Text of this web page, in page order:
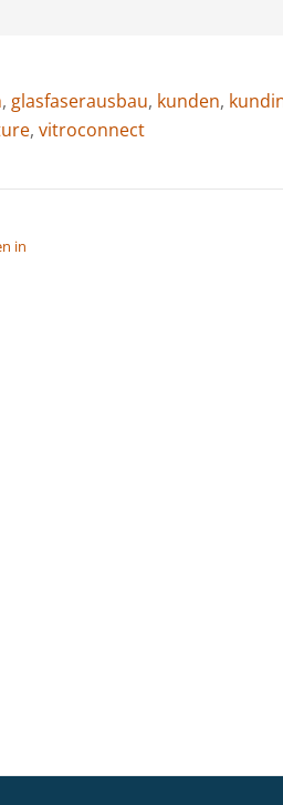
, glasfaserausbau, kunden,
, vitroconnect
in